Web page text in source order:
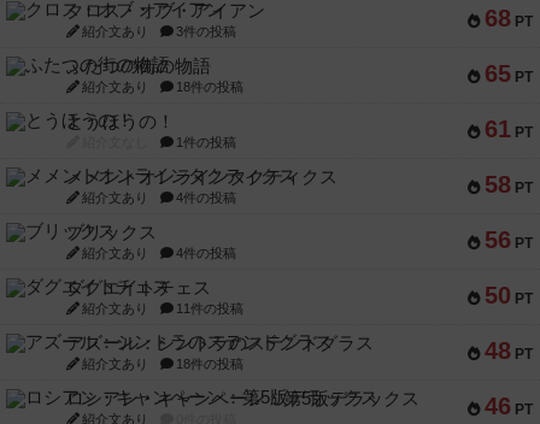
68 PT
クロス・オブ・アイアン
紹介文あり 3件の投稿
65 PT
ふたつの街の物語
紹介文あり 18件の投稿
61 PT
とうほうの！
1件の投稿
58 PT
メメントオンラインタクティクス
紹介文あり 4件の投稿
56 PT
ブリックス
紹介文あり 4件の投稿
50 PT
ダグエイトチェス
紹介文あり 11件の投稿
48 PT
アズール：シントラのステンドグラス
紹介文あり 18件の投稿
46 PT
ロシアン・キャンペーン：第5版デラックス
紹介文あり